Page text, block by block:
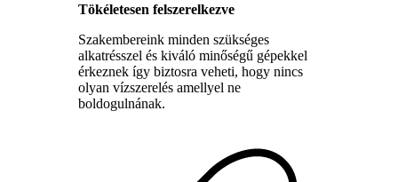
Tökéletesen felszerelkezve
Szakembereink minden szükséges
alkatrésszel és kiváló minőségű gépekkel
érkeznek így biztosra veheti, hogy nincs
olyan vízszerelés amellyel ne
boldogulnának.